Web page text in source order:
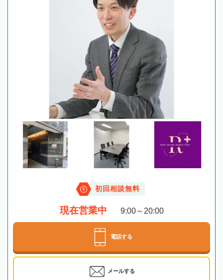
初回相談無料
現在営業中 9:00～20:00
電話する
メールする